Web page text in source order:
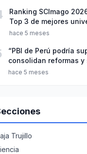
Ranking SCImago
Top 3 de mejores
Perú
hace 5 meses
“PBI de Perú podría
consolidan reformas
hace 5 meses
Trujillo